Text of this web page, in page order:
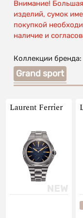
Внимание!
изделий, сумок
покупкой
наличие и
Коллекции бренда:
Grand sport
Laurent Ferrier